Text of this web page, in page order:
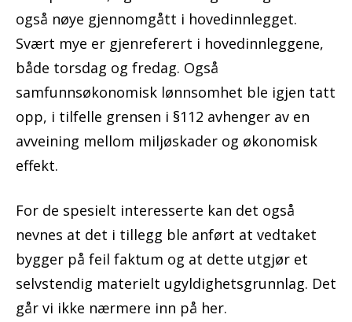
også nøye gjennomgått i hovedinnlegget.
Svært mye er gjenreferert i hovedinnleggene,
både torsdag og fredag. Også
samfunnsøkonomisk lønnsomhet ble igjen tatt
opp, i tilfelle grensen i §112 avhenger av en
avveining mellom miljøskader og økonomisk
effekt.
For de spesielt interesserte kan det også
nevnes at det i tillegg ble anført at vedtaket
bygger på feil faktum og at dette utgjør et
selvstendig materielt ugyldighetsgrunnlag. Det
går vi ikke nærmere inn på her.